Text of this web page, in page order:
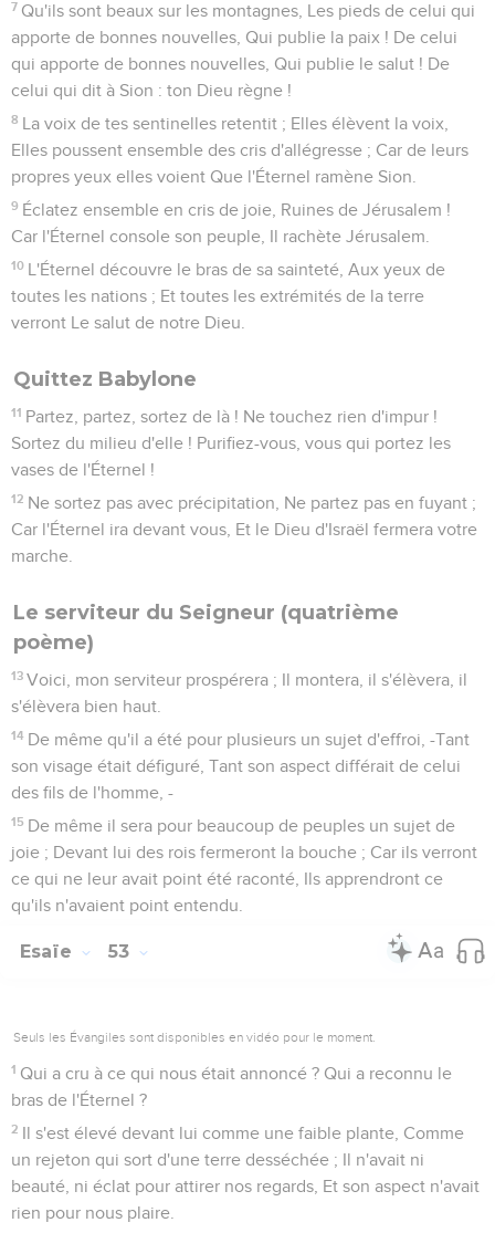
7 Qu'ils sont beaux sur les montagnes, Les pieds de celui qui
apporte de bonnes nouvelles, Qui publie la paix ! De celui
qui apporte de bonnes nouvelles, Qui publie le salut ! De
celui qui dit à Sion : ton Dieu règne !
8 La voix de tes sentinelles retentit ; Elles élèvent la voix,
Elles poussent ensemble des cris d'allégresse ; Car de leurs
propres yeux elles voient Que l'Éternel ramène Sion.
9 Éclatez ensemble en cris de joie, Ruines de Jérusalem !
Car l'Éternel console son peuple, Il rachète Jérusalem.
10 L'Éternel découvre le bras de sa sainteté, Aux yeux de
toutes les nations ; Et toutes les extrémités de la terre
verront Le salut de notre Dieu.
Quittez Babylone
11 Partez, partez, sortez de là ! Ne touchez rien d'impur !
Sortez du milieu d'elle ! Purifiez-vous, vous qui portez les
vases de l'Éternel !
12 Ne sortez pas avec précipitation, Ne partez pas en fuyant ;
Car l'Éternel ira devant vous, Et le Dieu d'Israël fermera votre
marche.
Le serviteur du Seigneur (quatrième
poème)
13 Voici, mon serviteur prospérera ; Il montera, il s'élèvera, il
s'élèvera bien haut.
14 De même qu'il a été pour plusieurs un sujet d'effroi, -Tant
son visage était défiguré, Tant son aspect différait de celui
des fils de l'homme, -
15 De même il sera pour beaucoup de peuples un sujet de
joie ; Devant lui des rois fermeront la bouche ; Car ils verront
ce qui ne leur avait point été raconté, Ils apprendront ce
qu'ils n'avaient point entendu.
Esaïe 53
Seuls les Évangiles sont disponibles en vidéo pour le moment.
1 Qui a cru à ce qui nous était annoncé ? Qui a reconnu le
bras de l'Éternel ?
2 Il s'est élevé devant lui comme une faible plante, Comme
un rejeton qui sort d'une terre desséchée ; Il n'avait ni
beauté, ni éclat pour attirer nos regards, Et son aspect n'avait
rien pour nous plaire.